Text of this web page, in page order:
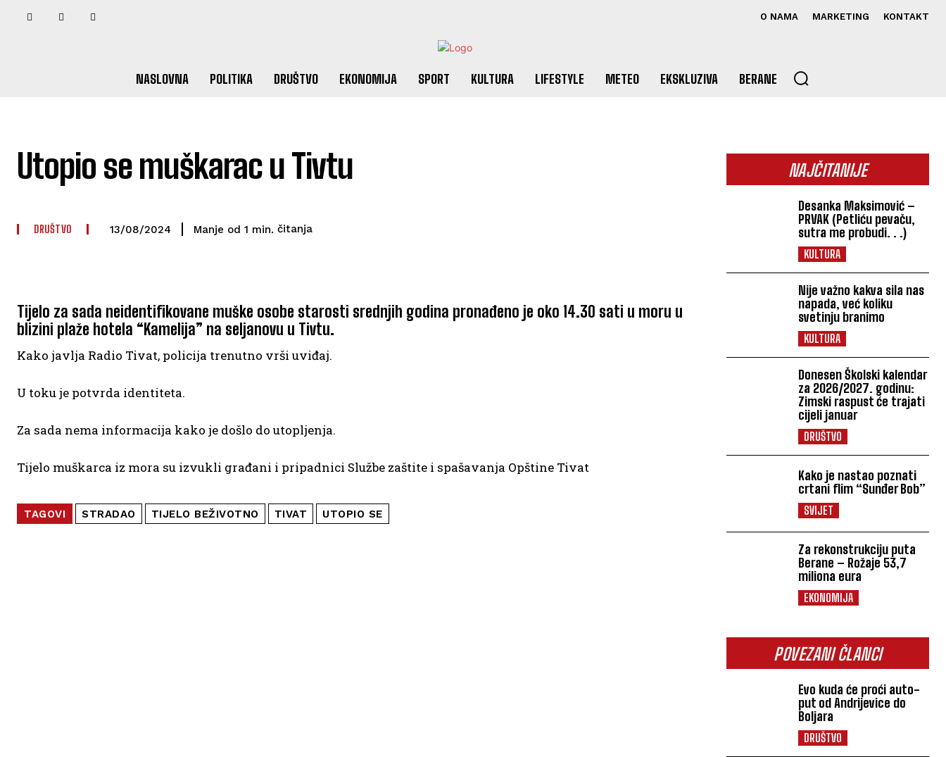
O NAMA MARKETING KONTAKT
NASLOVNA POLITIKA DRUŠTVO EKONOMIJA SPORT KULTURA LIFESTYLE METEO EKSKLUZIVA BERANE
NAJČITANIJE
Desanka Maksimović –
PRVAK (Petliću pevaču,
sutra me probudi. . .)
KULTURA
Nije važno kakva sila nas
napada, već koliku
svetinju branimo
KULTURA
Donesen Školski kalendar
za 2026/2027. godinu:
Zimski raspust će trajati
cijeli januar
DRUŠTVO
Kako je nastao poznati
crtani flim “Sunđer Bob”
SVIJET
Za rekonstrukciju puta
Berane – Rožaje 53,7
miliona eura
EKONOMIJA
POVEZANI ČLANCI
Evo kuda će proći auto-
put od Andrijevice do
Boljara
DRUŠTVO
Utopio se muškarac u Tivtu
DRUŠTVO 13/08/2024 Manje od 1 min. čitanja
Tijelo za sada neidentifikovane muške osobe starosti srednjih godina pronađeno je oko 14.30 sati u moru u
blizini plaže hotela “Kamelija” na seljanovu u Tivtu.
Kako javlja Radio Tivat, policija trenutno vrši uviđaj.
U toku je potvrda identiteta.
Za sada nema informacija kako je došlo do utopljenja.
Tijelo muškarca iz mora su izvukli građani i pripadnici Službe zaštite i spašavanja Opštine Tivat
TAGOVI STRADAO TIJELO BEŽIVOTNO TIVAT UTOPIO SE